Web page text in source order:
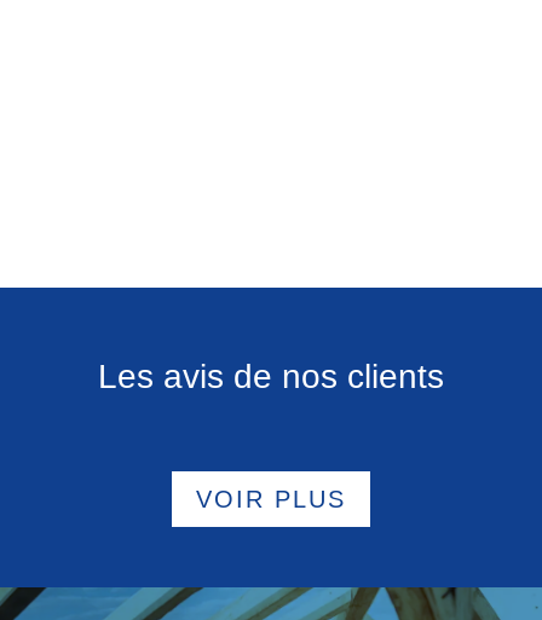
Les avis de nos clients
VOIR PLUS